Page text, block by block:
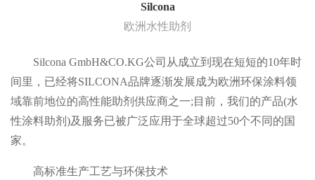
Silcona
欧洲水性助剂
Silcona GmbH&CO.KG公司从成立到现在短短的10年时
间里，已经将SILCONA品牌逐渐发展成为欧洲环保涂料领
域靠前地位的高性能助剂供应商之一;目前，我们的产品(水
性涂料助剂)及服务已被广泛应用于全球超过50个不同的国
家。
高标准生产工艺与环保技术